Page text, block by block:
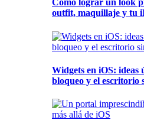
Cómo lograr un look
outfit, maquillaje y tu
Widgets en iOS: ideas
bloqueo y el escritorio